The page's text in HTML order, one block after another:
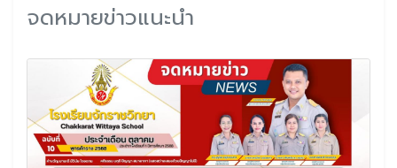
จดหมายข่าวแนะนำ